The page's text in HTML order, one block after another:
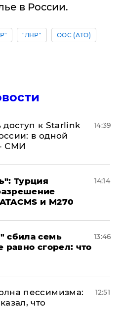
в России.
"ЛНР" ООС (АТО)
к Starlink
в одной
СМИ
14:39
Турция
и M270
14:14
сбила семь
равно сгорел: что
13:46
пессимизма:
что
12:51